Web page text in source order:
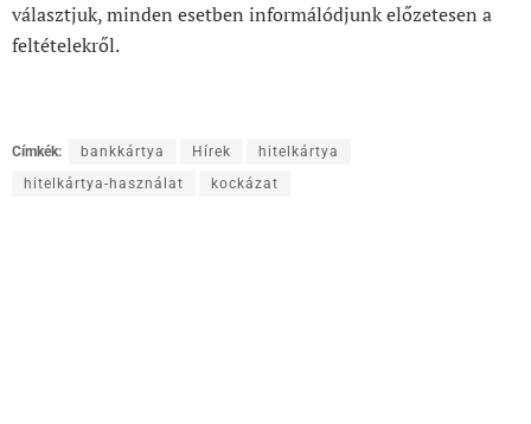
választjuk, minden esetben informálódjunk előzetesen a
feltételekről.
Címkék: bankkártya Hírek
hitelkártya
hitelkártya-használat
kockázat